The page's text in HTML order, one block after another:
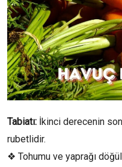
Tabiatı: İkinci derecenin
rubetlidir.
❖ Tohumu ve yaprağı